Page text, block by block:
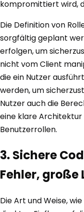
kompromittiert wird,
Die Definition von
sorgfältig geplant
erfolgen, um
nicht vom Client
die ein Nutzer
werden, um
Nutzer auch die
eine klare
Benutzerrollen.
3. Sichere
Fehler, große
Die Art und Weise,